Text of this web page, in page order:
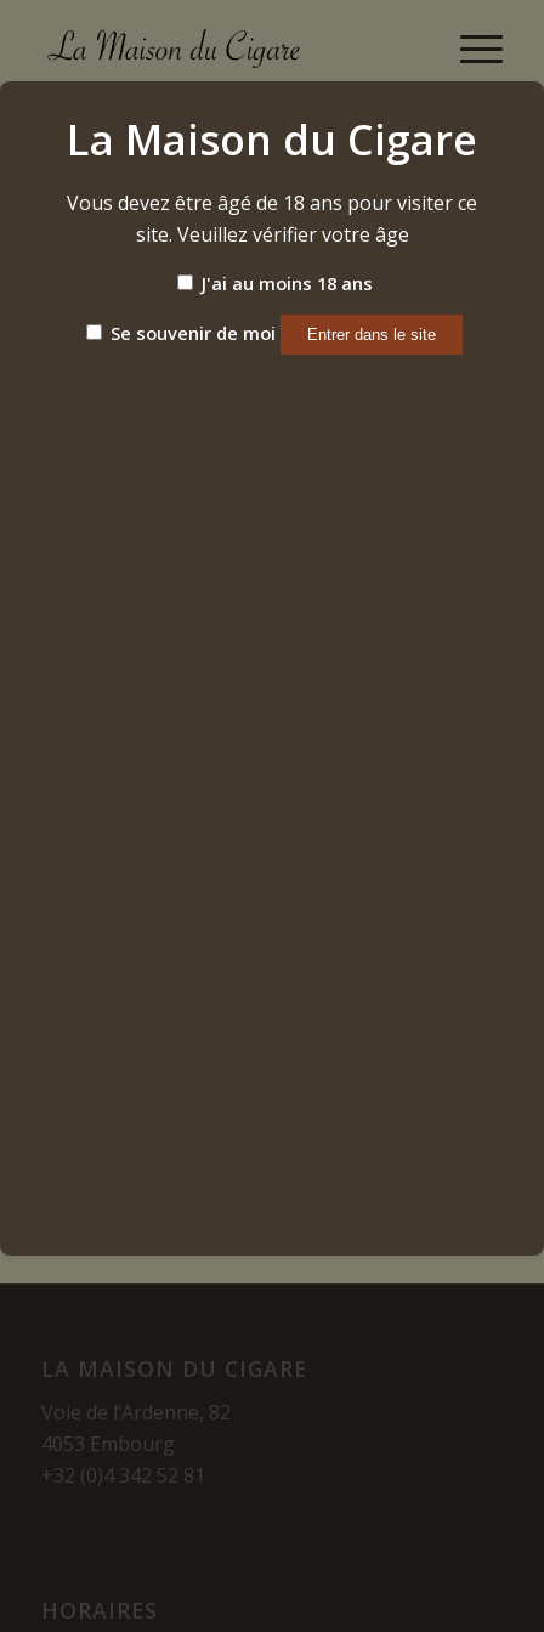
San Pedro De Macoris Robusto Sun Grown (2024)
Accueil /
Etiquette: San Pedro De Macoris Robusto Sun Grown
Par défaut
Afficher 15 Produits par page
LA MAISON DU CIGARE
Voie de l’Ardenne, 82
4053 Embourg
+32 (0)4 342 52 81
HORAIRES
La Maison du Cigare
Vous devez être âgé de 18 ans pour visiter ce
site. Veuillez vérifier votre âge
J'ai au moins 18 ans
Se souvenir de moi